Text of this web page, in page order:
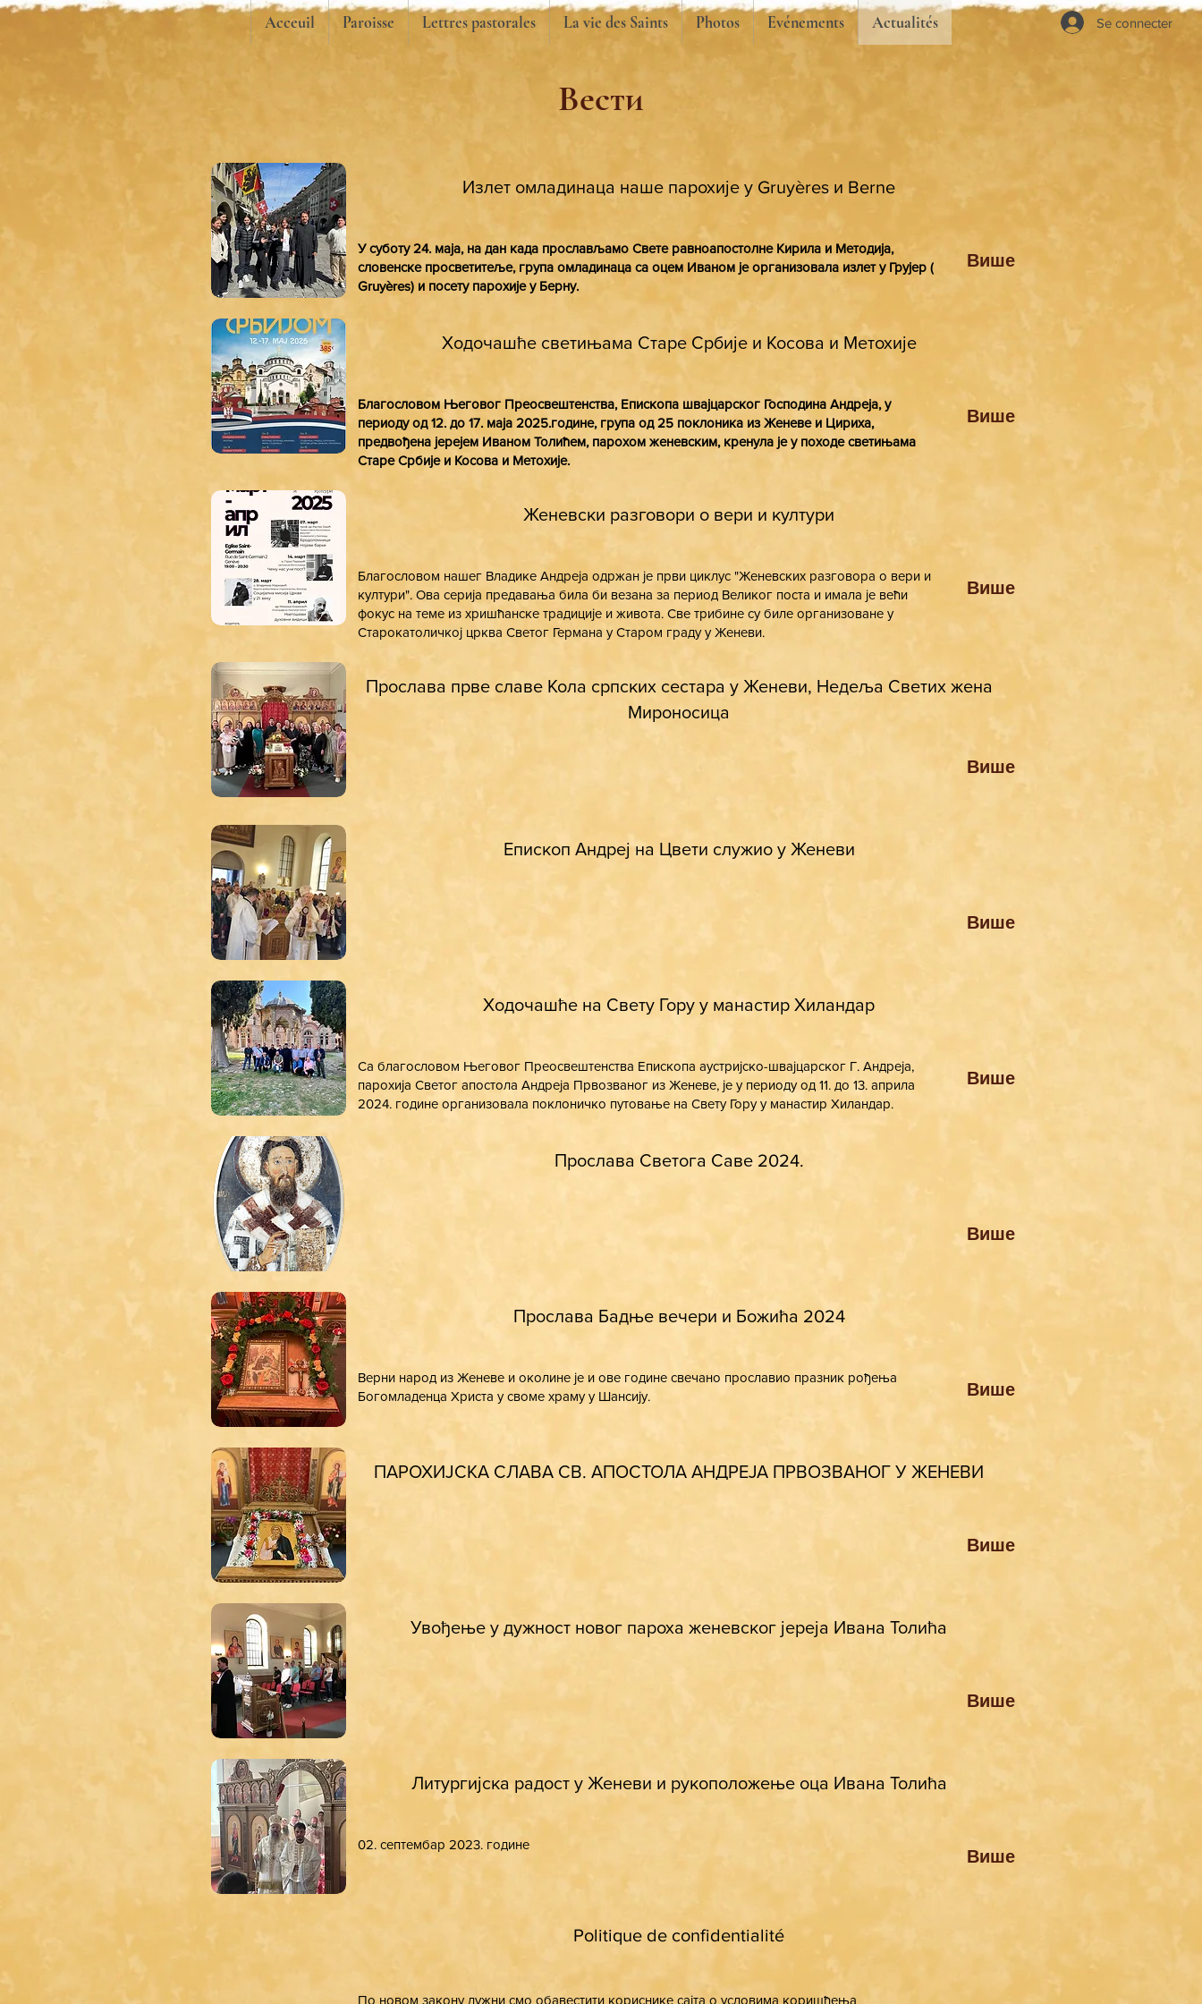
Acceuil Paroisse Lettres pastorales La vie des Saints Photos Evénements Actualités Se connecter
Вести
Излет омладинаца наше парохије у Gruyères и Berne
У суботу 24. маја, на дан када прослављамо Свете равноапостолне Кирила и Методија,
словенске просветитеље, група омладинаца са оцем Иваном је организовала излет у Грујер (
Gruyères) и посету парохије у Берну.
Више
Ходочашће светињама Старе Србије и Косова и Метохије
Благословом Његовог Преосвештенства, Епископа швајцарског Господина Андреја, у
периоду од 12. до 17. маја 2025.године, група од 25 поклоника из Женеве и Цириха,
предвођена јерејем Иваном Толићем, парохом женевским, кренула је у походе светињама
Старе Србије и Косова и Метохије.
Више
Женевски разговори о вери и култури
Благословом нашег Владике Андреја одржан је први циклус "Женевских разговора о вери и
култури". Ова серија предавања била би везана за период Великог поста и имала је већи
фокус на теме из хришћанске традиције и живота. Све трибине су биле организоване у
Старокатоличкој црква Светог Германа у Старом граду у Женеви.
Више
Прослава прве славе Кола српских сестара у Женеви, Недеља Светих жена
Мироносица
Више
Епископ Андреј на Цвети служио у Женеви
Више
Ходочашће на Свету Гору у манастир Хиландар
Са благословом Његовог Преосвештенства Епископа аустријско-швајцарског Г. Андреја,
парохија Светог апостола Андреја Првозваног из Женеве, је у периоду од 11. до 13. априла
2024. године организовала поклоничко путовање на Свету Гору у манастир Хиландар.
Више
Прослава Светога Саве 2024.
Више
Прослава Бадње вечери и Божића 2024
Верни народ из Женеве и околине је и ове године свечано прославио празник рођења
Богомладенца Христа у своме храму у Шансију.
Више
ПАРОХИЈСКА СЛАВА СВ. АПОСТОЛА АНДРЕЈА ПРВОЗВАНОГ У ЖЕНЕВИ
Више
Увођење у дужност новог пароха женевског јереја Ивана Толића
Више
Литургијска радост у Женеви и рукоположење оца Ивана Толића
02. септембар 2023. године Више
Politique de confidentialité
По новом закону дужни смо обавестити кориснике сајта о условима коришћења